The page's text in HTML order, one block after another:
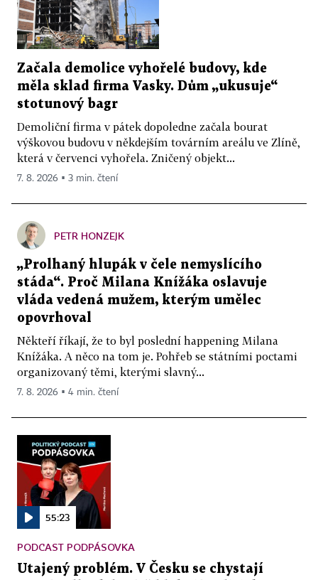
Začala demolice vyhořelé budovy, kde
měla sklad firma Vasky. Dům „ukusuje“
stotunový bagr
Demoliční firma v pátek dopoledne začala bourat
výškovou budovu v někdejším továrním areálu ve Zlíně,
která v červenci vyhořela. Zničený objekt...
7. 8. 2026 ▪ 3 min. čtení
PETR HONZEJK
„Prolhaný hlupák v čele nemyslícího
stáda“. Proč Milana Knížáka oslavuje
vláda vedená mužem, kterým umělec
opovrhoval
Někteří říkají, že to byl poslední happening Milana
Knížáka. A něco na tom je. Pohřeb se státními poctami
organizovaný těmi, kterými slavný...
7. 8. 2026 ▪ 4 min. čtení
55:23
PODCAST PODPÁSOVKA
Utajený problém. V Česku se chystají